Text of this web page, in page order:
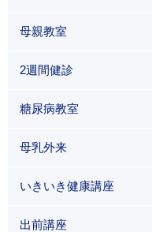
母親教室
2週間健診
糖尿病教室
母乳外来
いきいき健康講座
出前講座